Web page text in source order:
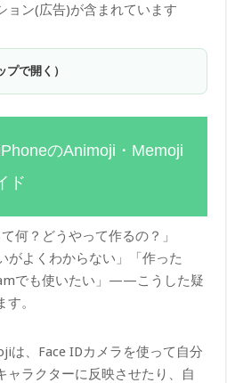
ン(広告)が含まれています
で開く）
のAnimoji・Memoji
ド
何？どうやって作るの？」
がよくわからない」「作った
でも使いたい」——こうした疑
。
、Face IDカメラを使って自分
ャラクターに反映させたり、自